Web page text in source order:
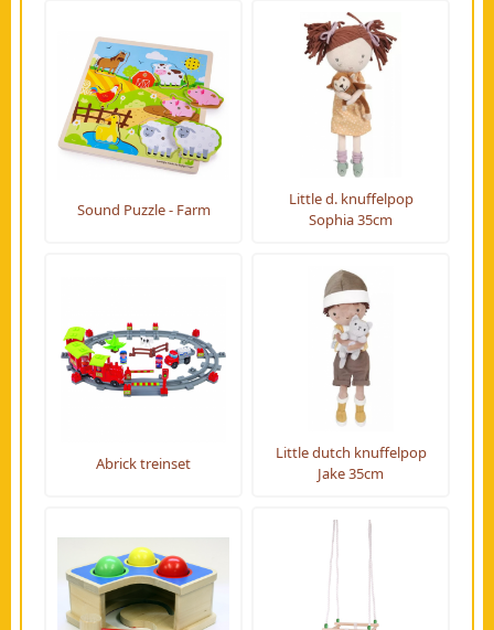
Sound Puzzle - Farm
Little d. knuffelpop
Sophia 35cm
Abrick treinset
Little dutch knuffelpop
Jake 35cm